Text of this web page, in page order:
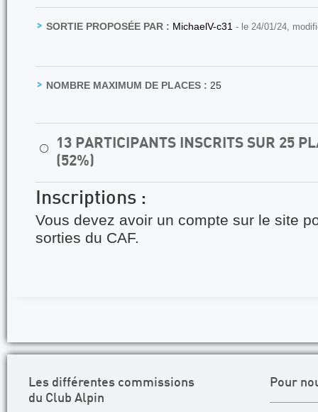
SORTIE PROPOSÉE PAR : MichaelV-c31 - le 24/01/24,
NOMBRE MAXIMUM DE PLACES : 25
⚪
13 PARTICIPANTS INSCRITS SUR 25
(52%)
Inscriptions :
Vous devez avoir un compte sur le site
sorties du CAF.
Les différentes commissions
du Club Alpin
Pour